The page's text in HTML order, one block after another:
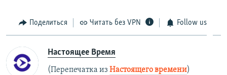
Поделиться Читать без VPN Follow us
Настоящее Время
(Перепечатка из Настоящего времени)